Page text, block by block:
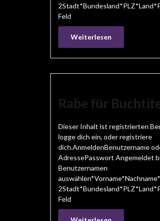
Feld
Weiterlesen
Rabe für
Dieser Inhalt ist registrierten
logge dich ein, oder registriere
dich.AnmeldenBenutzername
AdressePasswort Angemeldet
Benutzernamen
Feld